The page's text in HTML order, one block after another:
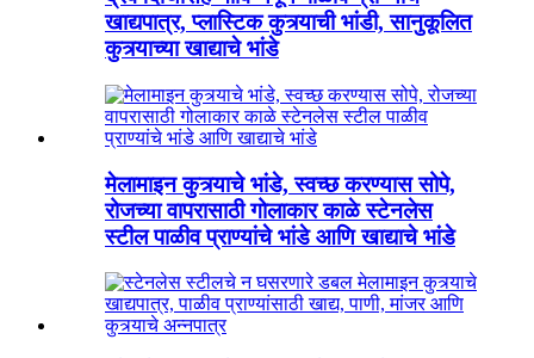
खाद्यपात्र, प्लास्टिक कुत्र्याची भांडी, सानुकूलित
कुत्र्याच्या खाद्याचे भांडे
मेलामाइन कुत्र्याचे भांडे, स्वच्छ करण्यास सोपे,
रोजच्या वापरासाठी गोलाकार काळे स्टेनलेस
स्टील पाळीव प्राण्यांचे भांडे आणि खाद्याचे भांडे